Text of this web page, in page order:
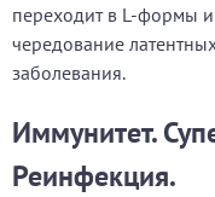
переходит в L-формы и
чередование
заболевания.
Иммунитет.
Реинфекция.